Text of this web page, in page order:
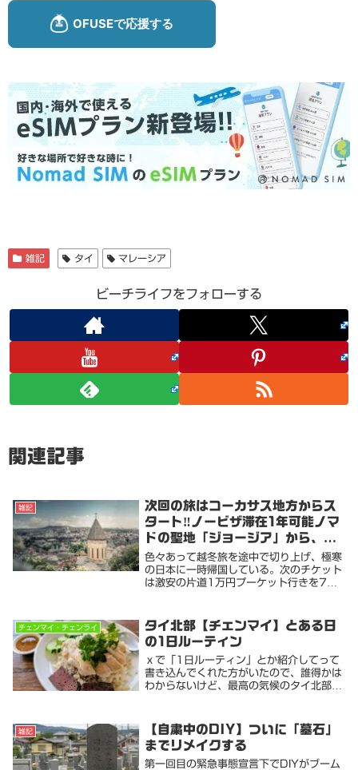
雑記 タイ マレーシア
ビーチライフをフォローする
関連記事
雑記
次回の旅はコーカサス地方からス
タート‼️ノービザ滞在1年可能ノマ
ドの聖地「ジョージア」から、ト
ルコ・ギリシャ・エジプト⁉️それと
も世界一周か？
色々あって越冬旅を途中で切り上げ、極寒
の日本に一時帰国している。次のチケット
は激安の片道1万円プーケット行きを7月
て無料で変更できる日に変更した。その日
は2.4万円...
チェンマイ・チェンライ
タイ北部【チェンマイ】とある日
の1日ルーティン
ｘで「1日ルーティン」とか紹介してって
書き込んでくれた方がいたので、誰得かは
わからないけど、最高の気候のタイ北部で
滞在バージョン今の季節(1月）チェンマイ
の日の出は...
雑記
【自粛中のDIY】ついに「墓石」
までリメイクする
第一回目の緊急事態宣言下でDIYがブーム